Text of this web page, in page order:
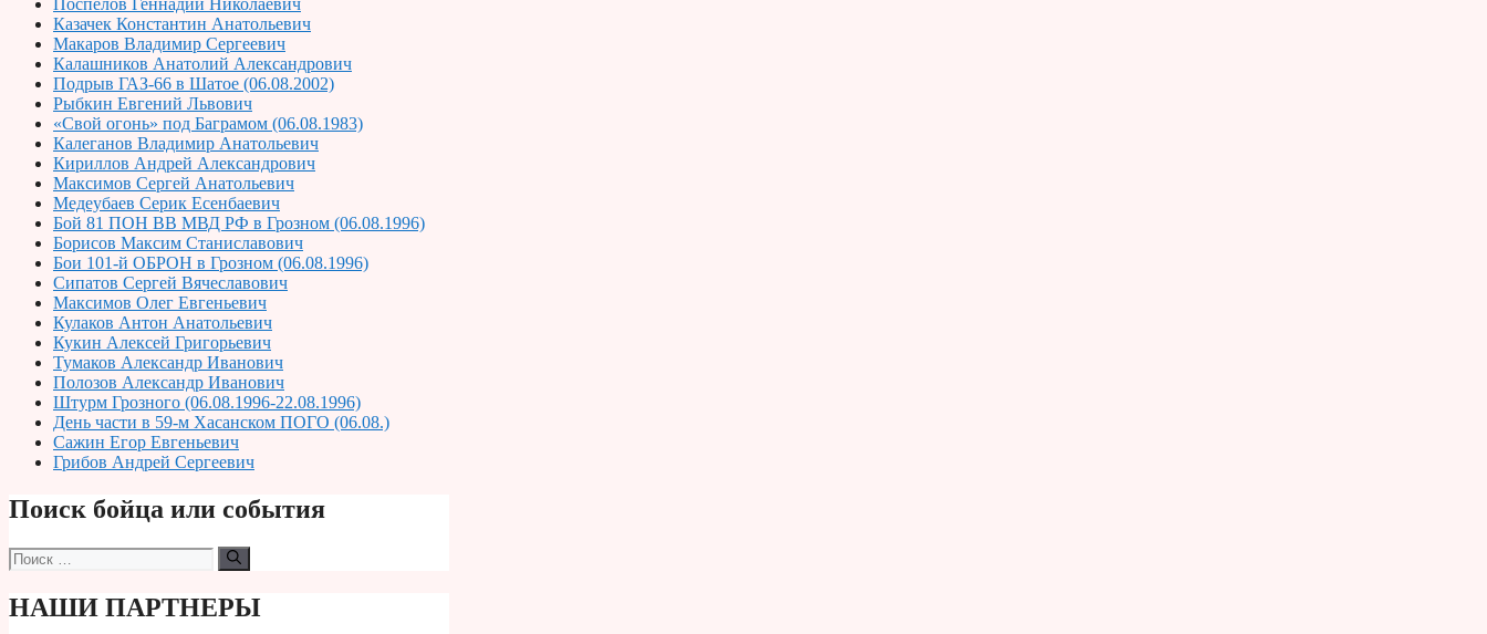
Поспелов Геннадий Николаевич
Казачек Константин Анатольевич
Макаров Владимир Сергеевич
Калашников Анатолий Александрович
Подрыв ГАЗ-66 в Шатое (06.08.2002)
Рыбкин Евгений Львович
«Свой огонь» под Баграмом (06.08.1983)
Калеганов Владимир Анатольевич
Кириллов Андрей Александрович
Максимов Сергей Анатольевич
Медеубаев Серик Есенбаевич
Бой 81 ПОН ВВ МВД РФ в Грозном (06.08.1996)
Борисов Максим Станиславович
Бои 101-й ОБРОН в Грозном (06.08.1996)
Сипатов Сергей Вячеславович
Максимов Олег Евгеньевич
Кулаков Антон Анатольевич
Кукин Алексей Григорьевич
Тумаков Александр Иванович
Полозов Александр Иванович
Штурм Грозного (06.08.1996-22.08.1996)
День части в 59-м Хасанском ПОГО (06.08.)
Сажин Егор Евгеньевич
Грибов Андрей Сергеевич
Поиск бойца или события
Поиск:
НАШИ ПАРТНЕРЫ